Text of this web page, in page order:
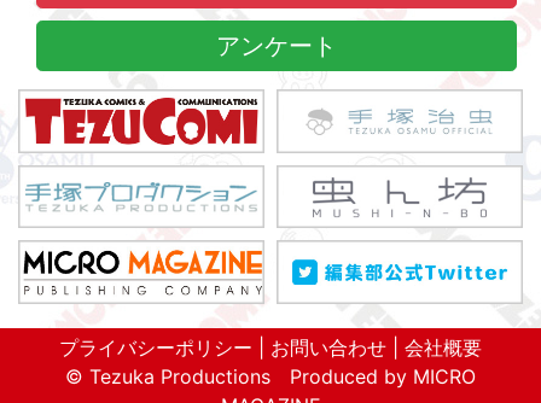
アンケート
プライバシーポリシー お問い合わせ
会社概要
© Tezuka Productions Produced by MICRO